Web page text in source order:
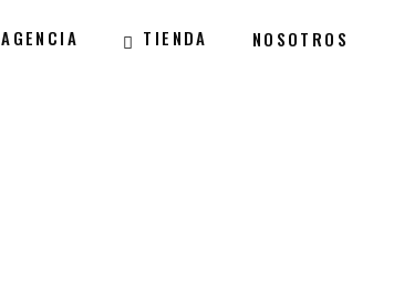
AGENCIA TIENDA NOSOTROS